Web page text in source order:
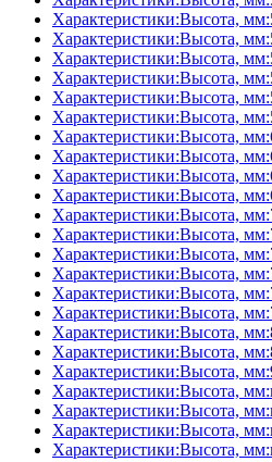
Характеристики:Высота,
Характеристики:Высота,
Характеристики:Высота,
Характеристики:Высота,
Характеристики:Высота,
Характеристики:Высота,
Характеристики:Высота,
Характеристики:Высота,
Характеристики:Высота,
Характеристики:Высота,
Характеристики:Высота,
Характеристики:Высота,
Характеристики:Высота,
Характеристики:Высота,
Характеристики:Высота,
Характеристики:Высота,
Характеристики:Высота,
Характеристики:Высота,
Характеристики:Высота,
Характеристики:Высота,
Характеристики:Высота,
Характеристики:Высота,
Характеристики:Высота,